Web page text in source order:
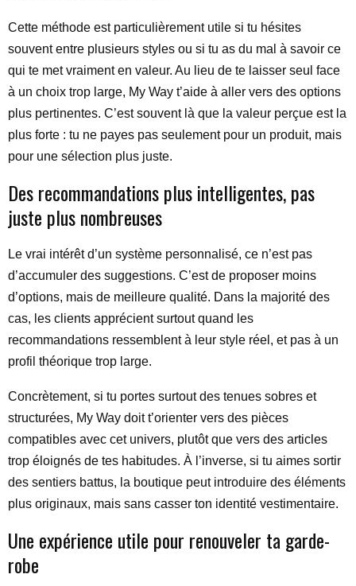
Cette méthode est particulièrement utile si tu hésites
souvent entre plusieurs styles ou si tu as du mal à savoir ce
qui te met vraiment en valeur. Au lieu de te laisser seul face
à un choix trop large, My Way t’aide à aller vers des options
plus pertinentes. C’est souvent là que la valeur perçue est la
plus forte : tu ne payes pas seulement pour un produit, mais
pour une sélection plus juste.
Des recommandations plus intelligentes, pas
juste plus nombreuses
Le vrai intérêt d’un système personnalisé, ce n’est pas
d’accumuler des suggestions. C’est de proposer moins
d’options, mais de meilleure qualité. Dans la majorité des
cas, les clients apprécient surtout quand les
recommandations ressemblent à leur style réel, et pas à un
profil théorique trop large.
Concrètement, si tu portes surtout des tenues sobres et
structurées, My Way doit t’orienter vers des pièces
compatibles avec cet univers, plutôt que vers des articles
trop éloignés de tes habitudes. À l’inverse, si tu aimes sortir
des sentiers battus, la boutique peut introduire des éléments
plus originaux, mais sans casser ton identité vestimentaire.
Une expérience utile pour renouveler ta garde-
robe